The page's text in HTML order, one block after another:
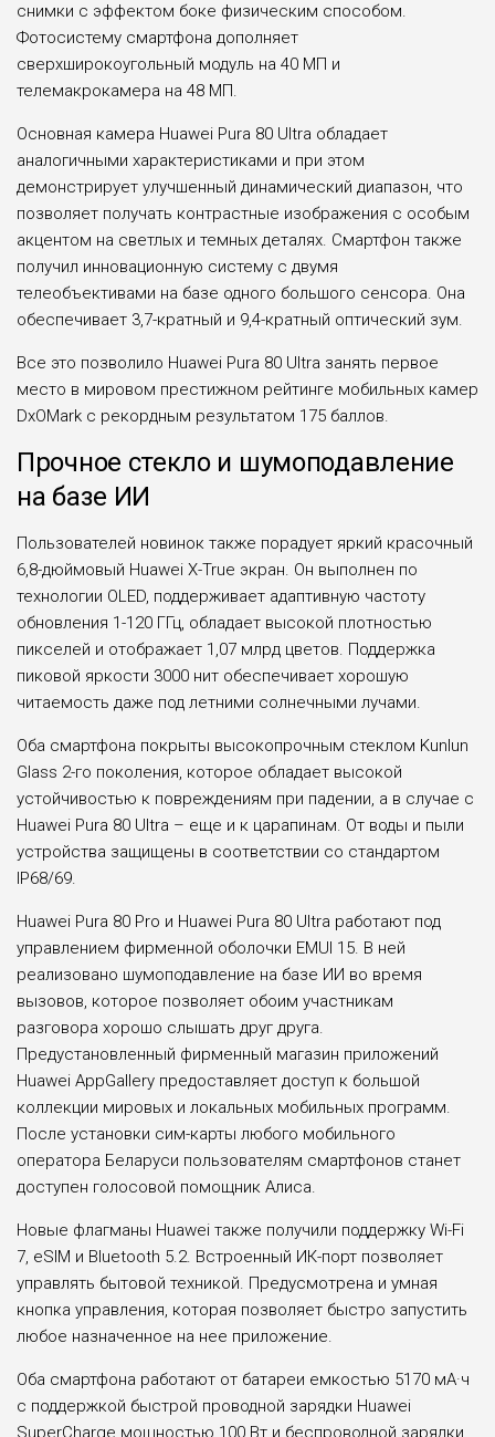
снимки с эффектом боке физическим способом.
Фотосистему смартфона дополняет
сверхширокоугольный модуль на 40 МП и
телемакрокамера на 48 МП.
Основная камера Huawei Pura 80 Ultra обладает
аналогичными характеристиками и при этом
демонстрирует улучшенный динамический диапазон, что
позволяет получать контрастные изображения с особым
акцентом на светлых и темных деталях. Смартфон также
получил инновационную систему с двумя
телеобъективами на базе одного большого сенсора. Она
обеспечивает 3,7-кратный и 9,4-кратный оптический зум.
Все это позволило Huawei Pura 80 Ultra занять первое
место в мировом престижном рейтинге мобильных камер
DxOMark с рекордным результатом 175 баллов.
Прочное стекло и шумоподавление
на базе ИИ
Пользователей новинок также порадует яркий красочный
6,8-дюймовый Huawei X-True экран. Он выполнен по
технологии OLED, поддерживает адаптивную частоту
обновления 1-120 ГГц, обладает высокой плотностью
пикселей и отображает 1,07 млрд цветов. Поддержка
пиковой яркости 3000 нит обеспечивает хорошую
читаемость даже под летними солнечными лучами.
Оба смартфона покрыты высокопрочным стеклом Kunlun
Glass 2-го поколения, которое обладает высокой
устойчивостью к повреждениям при падении, а в случае с
Huawei Pura 80 Ultra – еще и к царапинам. От воды и пыли
устройства защищены в соответствии со стандартом
IP68/69.
Huawei Pura 80 Pro и Huawei Pura 80 Ultra работают под
управлением фирменной оболочки EMUI 15. В ней
реализовано шумоподавление на базе ИИ во время
вызовов, которое позволяет обоим участникам
разговора хорошо слышать друг друга.
Предустановленный фирменный магазин приложений
Huawei AppGallery предоставляет доступ к большой
коллекции мировых и локальных мобильных программ.
После установки сим-карты любого мобильного
оператора Беларуси пользователям смартфонов станет
доступен голосовой помощник Алиса.
Новые флагманы Huawei также получили поддержку Wi-Fi
7, eSIM и Bluetooth 5.2. Встроенный ИК-порт позволяет
управлять бытовой техникой. Предусмотрена и умная
кнопка управления, которая позволяет быстро запустить
любое назначенное на нее приложение.
Оба смартфона работают от батареи емкостью 5170 мА·ч
с поддержкой быстрой проводной зарядки Huawei